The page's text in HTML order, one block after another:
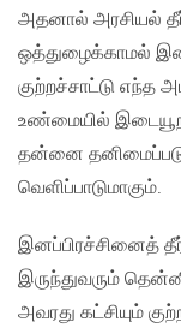
அதனால் அரசியல்
ஒத்துழைக்காமல்
குற்றச்சாட்டு எந்த
உண்மையில்
தன்னை
வெளிப்பாடுமாகும்.
இனப்பிரச்சினைத்
இருந்துவரும்
அவரது கட்சியும்